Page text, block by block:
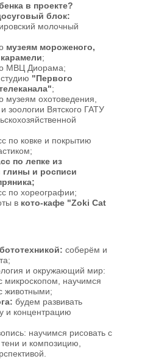
в проекте?
блок:
молочный
музеям мороженого,
;
МВЦ Диорама;
"Первого
;
музеям охотоведения,
зоологии Вятского ГАТУ
по ковке и покрытию
по лепке из
и росписи
по хореографии;
в кото-кафе "Zoki Cat
соберём и
и окружающий мир:
микроскопом, научимся
животными;
будем развивать
и концентрацию
научимся рисовать с
и композицию,